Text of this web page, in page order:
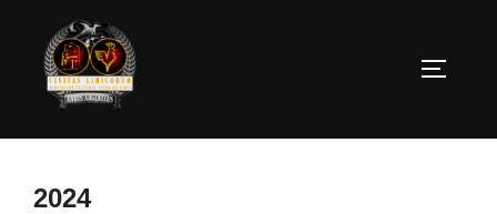
contenido
2024